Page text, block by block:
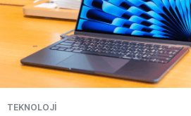
TEKNOLOJI